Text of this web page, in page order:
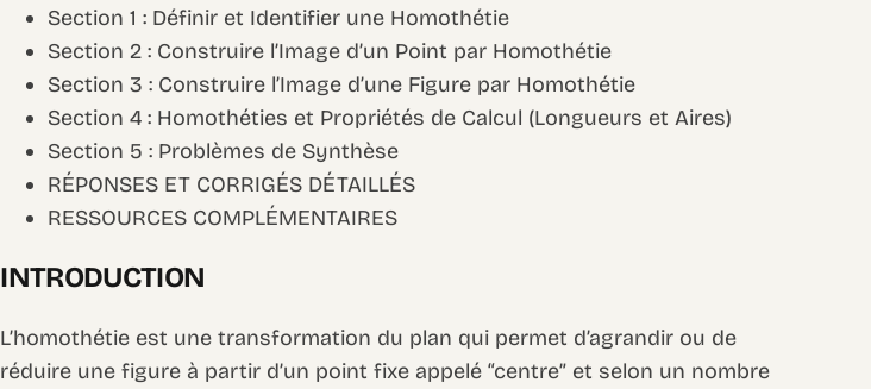
Section 1 : Définir et Identifier une Homothétie
Section 2 : Construire l’Image d’un Point par Homothétie
Section 3 : Construire l’Image d’une Figure par Homothétie
Section 4 : Homothéties et Propriétés de Calcul (Longueurs et Aires)
Section 5 : Problèmes de Synthèse
RÉPONSES ET CORRIGÉS DÉTAILLÉS
RESSOURCES COMPLÉMENTAIRES
INTRODUCTION
L’homothétie est une transformation du plan qui permet d’agrandir ou de
réduire une figure à partir d’un point fixe appelé “centre” et selon un nombre